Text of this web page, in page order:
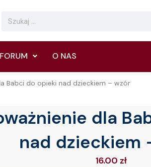
Search
FORUM O NAS
Babci do opieki nad dzieckiem – wzór
dla
nad dzieckiem
16.00 zł